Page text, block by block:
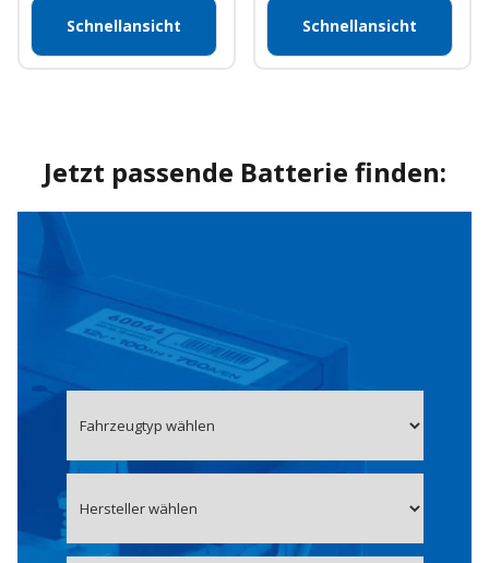
Schnellansicht Schnellansicht
Jetzt passende Batterie finden: